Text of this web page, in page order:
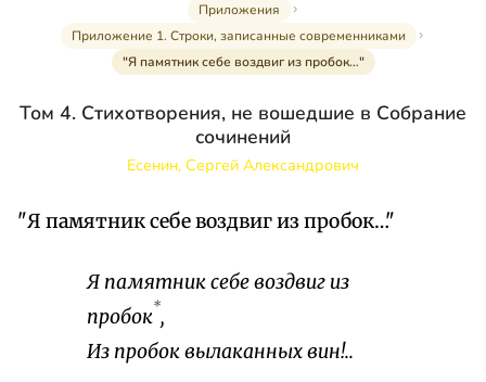
Приложения
Приложение 1. Строки, записанные современниками
"Я памятник себе воздвиг из пробок…"
Том 4. Стихотворения, не вошедшие в Собрание
сочинений
Есенин, Сергей Александрович
"Я памятник себе воздвиг из пробок…"
Я памятник себе воздвиг из
пробок*,
Из пробок вылаканных вин!..